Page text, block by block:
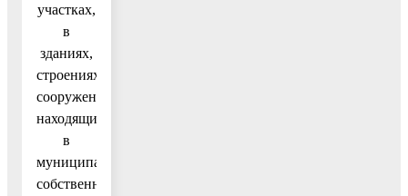
участках,
в
зданиях,
строениях,
сооружениях,
находящихся
в
муниципальной
собственности,